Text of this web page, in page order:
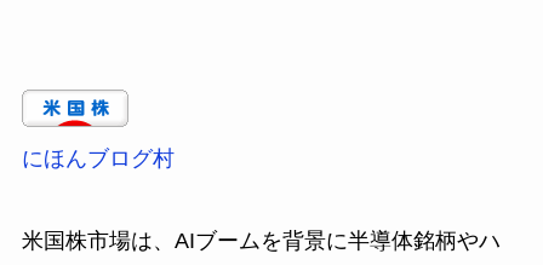
にほんブログ村
米国株市場は、AIブームを背景に半導体銘柄やハ